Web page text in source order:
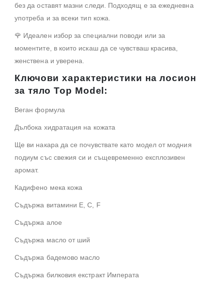
без да оставят мазни следи. Подходящ е за ежедневна
употреба и за всеки тип кожа.
🌹 Идеален избор за специални поводи или за
моментите, в които искаш да се чувстваш красива,
женствена и уверена.
Ключови характеристики на лосион
за тяло Top Model:
Веган формула
Дълбока хидратация на кожата
Ще ви накара да се почувствате като модел от модния
подиум със свежия си и същевременно експлозивен
аромат.
Кадифено мека кожа
Съдържа витамини E, C, F
Съдържа алое
Съдържа масло от ший
Съдържа бадемово масло
Съдържа билковия екстракт Императа